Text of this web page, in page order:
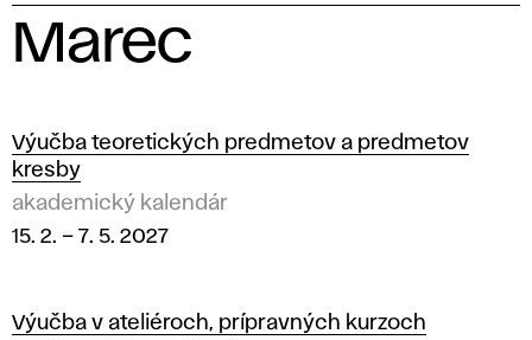
Marec
0
2
7
Výučba teoretických predmetov a predmetov
kresby
akademický kalendár
15. 2. – 7. 5. 2027
Výučba v ateliéroch, prípravných kurzoch